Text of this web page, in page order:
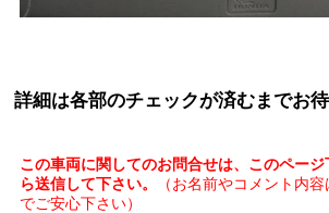
詳細は各部のチェックが済むまでお待
この車両に関してのお問合せは、このペー
ら送信して下さい。
（お名前やコメント内
でご安心下さい）